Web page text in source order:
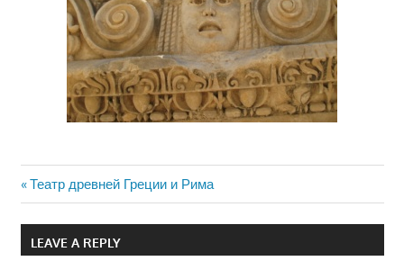
Навигация
по
Previous
Post:
Театр древней Греции и Рима
LEAVE A REPLY